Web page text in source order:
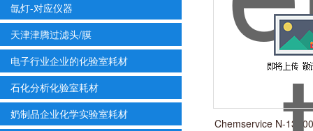
氙灯-对应仪器
天津津腾过滤头/膜
电子行业企业的化验室耗材
石化分析化验室耗材
奶制品企业化学实验室耗材
Chemservice N-